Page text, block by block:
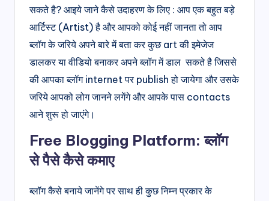
सकते है? आइये जाने कैसे उदाहरण के लिए : आप एक बहुत बड़े
आर्टिस्ट (Artist) है और आपको कोई नहीं जानता तो आप
ब्लॉग के जरिये अपने बारे में बता कर कुछ art की इमेजेज
डालकर या वीडियो बनाकर अपने ब्लॉग में डाल सकते है जिससे
की आपका ब्लॉग internet पर publish हो जायेगा और उसके
जरिये आपको लोग जानने लगेंगे और आपके पास contacts
आने शुरू हो जाएंगे।
Free Blogging Platform: ब्लॉग
से पैसे कैसे कमाए
ब्लॉग कैसे बनाये जानेंगे पर साथ ही कुछ निम्न प्रकार के